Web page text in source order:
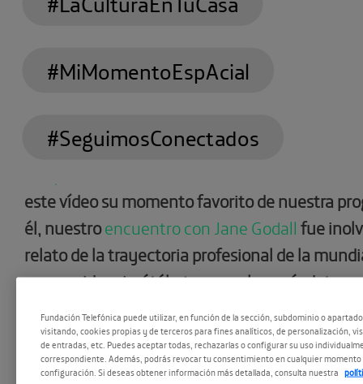
#MiMomentoEspAcial
#SeguimosConectados
este vídeo su momento favorito de nuestra
él, nuestroencuentro con Jane Godallfue
relato de la trayectoria profesional de la
reconocida primátóloga, como las anécdotas
divertidas que compartió con el público. Un
Fundación Telefónica puede utilizar, en función de la sección, subdominio o
visitando, cookies propias y de terceros para fines analíticos, de personalización,
de entradas, etc. Puedes aceptar todas, rechazarlas o configurar su uso
correspondiente. Además, podrás revocar tu consentimiento en cualquier momento
configuración. Si deseas obtener información más detallada, consulta nuestra